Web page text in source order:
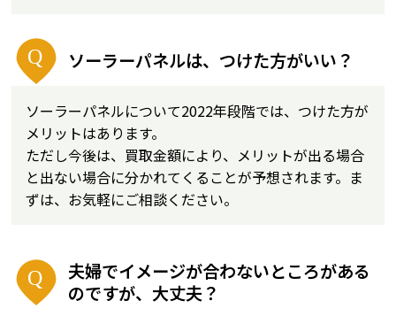
ソーラーパネルは、つけた方がいい？
ソーラーパネルについて2022年段階では、つけた方が
メリットはあります。
ただし今後は、買取金額により、メリットが出る場合
と出ない場合に分かれてくることが予想されます。ま
ずは、お気軽にご相談ください。
夫婦でイメージが合わないところがある
のですが、大丈夫？